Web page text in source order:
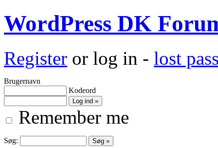
WordPress DK
Register or log in - lost
Brugernavn
Kodeord
Remember me
Søg: